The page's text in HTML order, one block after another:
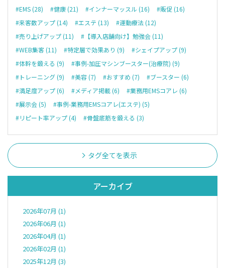
#EMS (28)
#健康 (21) #インナーマッスル (16)
#販促 (16)
#来客数アップ (14)
#エステ (13)
#運動療法 (12)
#売り上げアップ (11)
#【導入店舗向け】勉強会 (11)
#WEB集客 (11)
#特定層で効果あり (9)
#シェイプアップ (9)
#体幹を鍛える (9)
#事例-加圧マシンブースター(治療院) (9)
#トレーニング (9)
#美容 (7) #おすすめ (7)
#ブースター (6)
#満足度アップ (6)
#メディア掲載 (6)
#業務用EMSコアレ (6)
#展示会 (5)
#事例-業務用EMSコアレ(エステ) (5)
#リピート率アップ (4)
#骨盤底筋を鍛える (3)
タグ全てを表示
アーカイブ
2026年07月 (1)
2026年06月 (1)
2026年04月 (1)
2026年02月 (1)
2025年12月 (3)